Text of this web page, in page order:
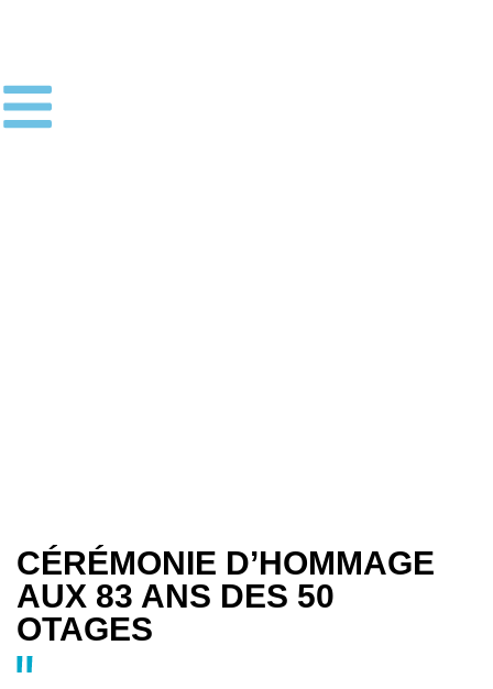
CÉRÉMONIE D’HOMMAGE
AUX 83 ANS DES 50
OTAGES